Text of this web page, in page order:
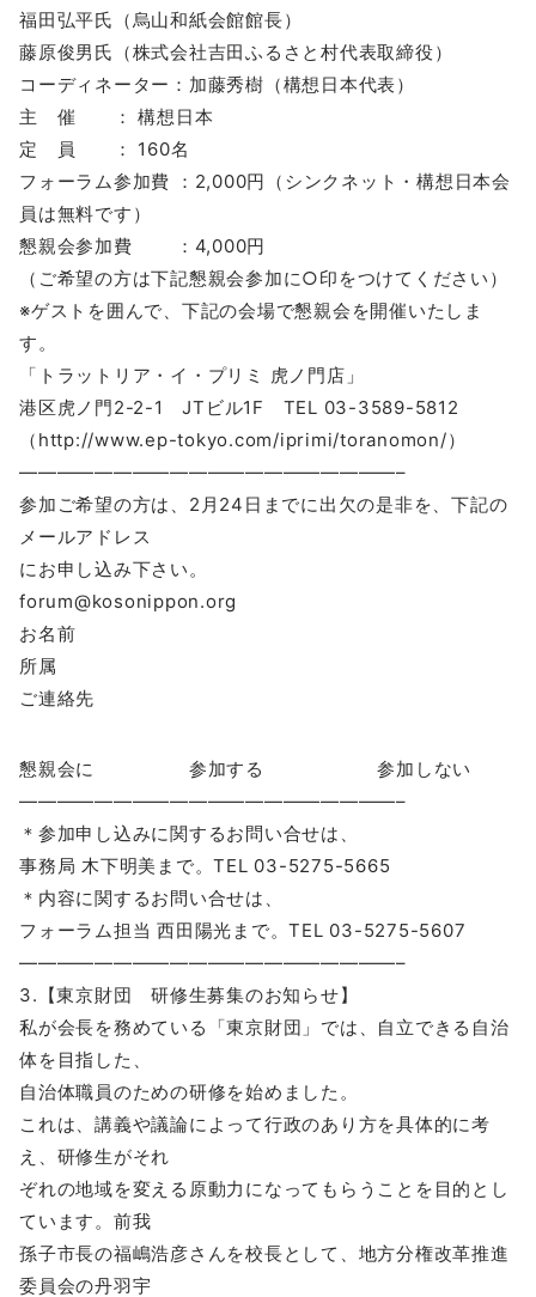
福田弘平氏（烏山和紙会館館長）
藤原俊男氏（株式会社吉田ふるさと村代表取締役）
コーディネーター：加藤秀樹（構想日本代表）
主 催 ： 構想日本
定 員 ： 160名
フォーラム参加費 ：2,000円（シンクネット・構想日本会
員は無料です）
懇親会参加費 ：4,000円
（ご希望の方は下記懇親会参加に○印をつけてください）
※ゲストを囲んで、下記の会場で懇親会を開催いたしま
す。
「トラットリア・イ・プリミ 虎ノ門店」
港区虎ノ門2-2-1 JTビル1F TEL 03-3589-5812
（http://www.ep-tokyo.com/iprimi/toranomon/）
————————————————————–
参加ご希望の方は、2月24日までに出欠の是非を、下記の
メールアドレス
にお申し込み下さい。
forum@kosonippon.org
お名前
所属
ご連絡先
懇親会に 参加する 参加しない
————————————————————–
＊参加申し込みに関するお問い合せは、
事務局 木下明美まで。TEL 03-5275-5665
＊内容に関するお問い合せは、
フォーラム担当 西田陽光まで。TEL 03-5275-5607
————————————————————–
3.【東京財団 研修生募集のお知らせ】
私が会長を務めている「東京財団」では、自立できる自治
体を目指した、
自治体職員のための研修を始めました。
これは、講義や議論によって行政のあり方を具体的に考
え、研修生がそれ
ぞれの地域を変える原動力になってもらうことを目的とし
ています。前我
孫子市長の福嶋浩彦さんを校長として、地方分権改革推進
委員会の丹羽宇